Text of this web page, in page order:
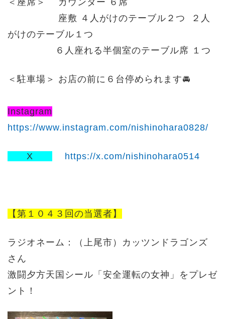
座敷 ４人がけのテーブル２つ ２人
がけのテーブル１つ
６人座れる半個室のテーブル席 １つ
＜駐車場＞ お店の前に６台停められます🚘
Instagram
https://www.instagram.com/nishinohara0828/
X https://x.com/nishinohara0514
【第１０４３回の当選者】
ラジオネーム：（上尾市） カッツンドラゴンズ
さん
激闘夕方天国シール「安全運転の女神」をプレゼ
ント！